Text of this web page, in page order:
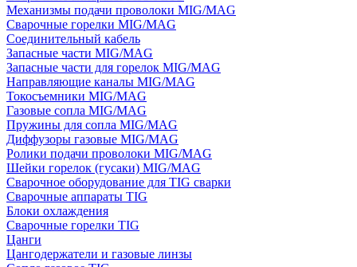
Механизмы подачи проволоки MIG/MAG
Сварочные горелки MIG/MAG
Соединительный кабель
Запасные части MIG/MAG
Запасные части для горелок MIG/MAG
Направляющие каналы MIG/MAG
Токосъемники MIG/MAG
Газовые сопла MIG/MAG
Пружины для сопла MIG/MAG
Диффузоры газовые MIG/MAG
Ролики подачи проволоки MIG/MAG
Шейки горелок (гусаки) MIG/MAG
Сварочное оборудование для TIG сварки
Сварочные аппараты TIG
Блоки охлаждения
Сварочные горелки TIG
Цанги
Цангодержатели и газовые линзы